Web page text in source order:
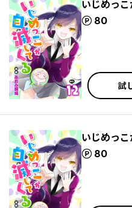
いじめっ
80
ポイント
試
いじめっ
80
ポイント